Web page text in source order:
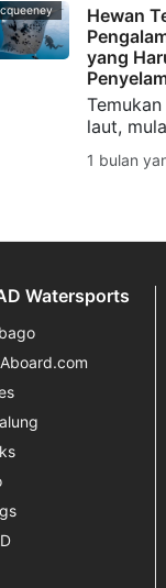
Hewan
yang
laut,
sperma,
rasa
1 bulan
Watersports